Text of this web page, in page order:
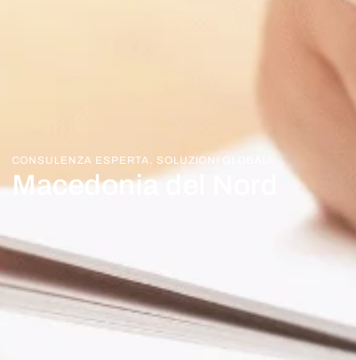
CONSULENZA ESPERTA. SOLUZIONI GLOBALI.
Macedonia del Nord